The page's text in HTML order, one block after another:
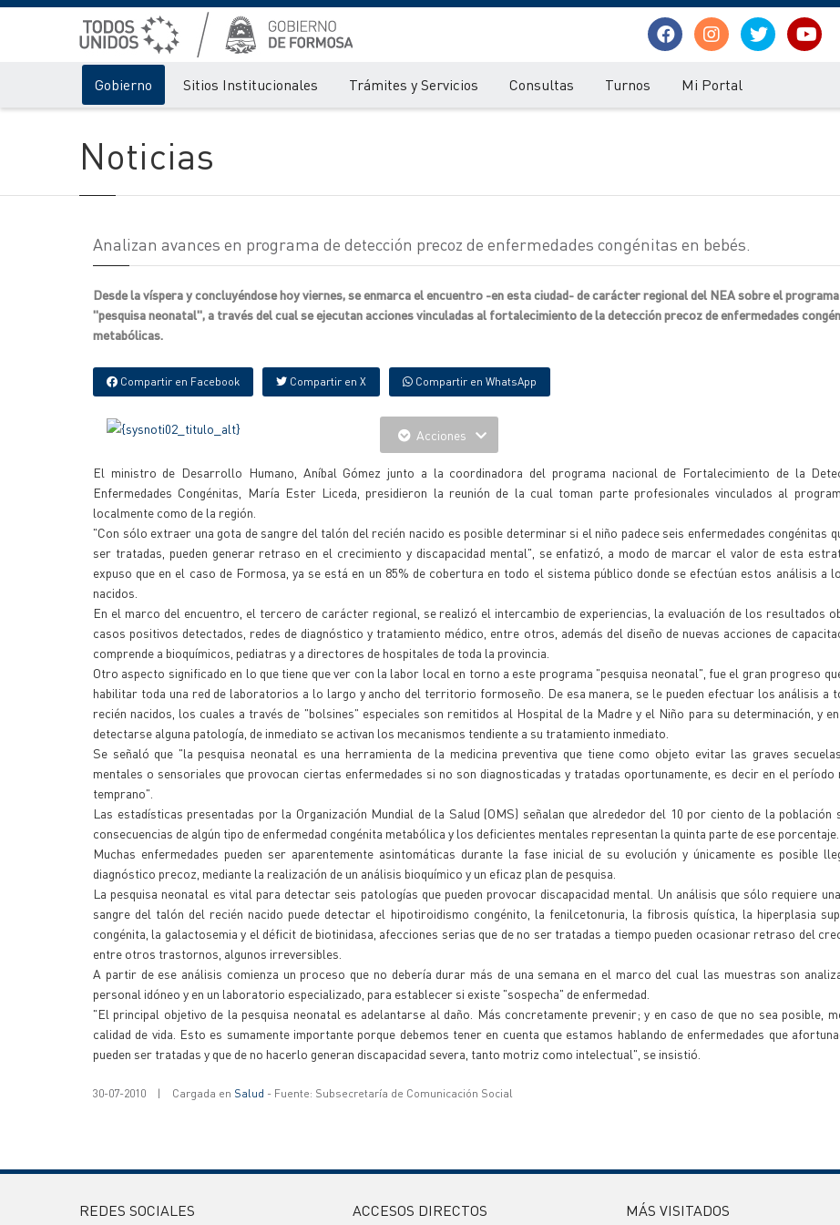
Gobierno Sitios Institucionales Trámites y Servicios Consultas Turnos Mi Portal
Noticias
Analizan avances en programa de detección precoz de enfermedades congénitas en bebés.
Desde la víspera y concluyéndose hoy viernes, se enmarca el encuentro -en esta ciudad- de carácter regional del NEA sobre el programa
"pesquisa neonatal", a través del cual se ejecutan acciones vinculadas al fortalecimiento de la detección precoz de enfermedades
metabólicas.
Compartir en Facebook Compartir en X Compartir en WhatsApp
Acciones
El ministro de Desarrollo Humano, Aníbal Gómez junto a la coordinadora del programa nacional de Fortalecimiento de la
Enfermedades Congénitas, María Ester Liceda, presidieron la reunión de la cual toman parte profesionales vinculados al
localmente como de la región.
"Con sólo extraer una gota de sangre del talón del recién nacido es posible determinar si el niño padece seis enfermedades congénitas
ser tratadas, pueden generar retraso en el crecimiento y discapacidad mental", se enfatizó, a modo de marcar el valor de esta
expuso que en el caso de Formosa, ya se está en un 85% de cobertura en todo el sistema público donde se efectúan estos análisis a
nacidos.
En el marco del encuentro, el tercero de carácter regional, se realizó el intercambio de experiencias, la evaluación de los resultados
casos positivos detectados, redes de diagnóstico y tratamiento médico, entre otros, además del diseño de nuevas acciones de
comprende a bioquímicos, pediatras y a directores de hospitales de toda la provincia.
Otro aspecto significado en lo que tiene que ver con la labor local en torno a este programa "pesquisa neonatal", fue el gran progreso
habilitar toda una red de laboratorios a lo largo y ancho del territorio formoseño. De esa manera, se le pueden efectuar los análisis a
recién nacidos, los cuales a través de "bolsines" especiales son remitidos al Hospital de la Madre y el Niño para su determinación, y
detectarse alguna patología, de inmediato se activan los mecanismos tendiente a su tratamiento inmediato.
Se señaló que "la pesquisa neonatal es una herramienta de la medicina preventiva que tiene como objeto evitar las graves
mentales o sensoriales que provocan ciertas enfermedades si no son diagnosticadas y tratadas oportunamente, es decir en el período
temprano".
Las estadísticas presentadas por la Organización Mundial de la Salud (OMS) señalan que alrededor del 10 por ciento de la población
consecuencias de algún tipo de enfermedad congénita metabólica y los deficientes mentales representan la quinta parte de ese porcentaje.
Muchas enfermedades pueden ser aparentemente asintomáticas durante la fase inicial de su evolución y únicamente es posible
diagnóstico precoz, mediante la realización de un análisis bioquímico y un eficaz plan de pesquisa.
La pesquisa neonatal es vital para detectar seis patologías que pueden provocar discapacidad mental. Un análisis que sólo requiere
sangre del talón del recién nacido puede detectar el hipotiroidismo congénito, la fenilcetonuria, la fibrosis quística, la hiperplasia
congénita, la galactosemia y el déficit de biotinidasa, afecciones serias que de no ser tratadas a tiempo pueden ocasionar retraso del
entre otros trastornos, algunos irreversibles.
A partir de ese análisis comienza un proceso que no debería durar más de una semana en el marco del cual las muestras son
personal idóneo y en un laboratorio especializado, para establecer si existe "sospecha" de enfermedad.
"El principal objetivo de la pesquisa neonatal es adelantarse al daño. Más concretamente prevenir; y en caso de que no sea posible,
calidad de vida. Esto es sumamente importante porque debemos tener en cuenta que estamos hablando de enfermedades que
pueden ser tratadas y que de no hacerlo generan discapacidad severa, tanto motriz como intelectual", se insistió.
30-07-2010 | Cargada en Salud - Fuente: Subsecretaría de Comunicación Social
REDES SOCIALES ACCESOS DIRECTOS MÁS VISITADOS